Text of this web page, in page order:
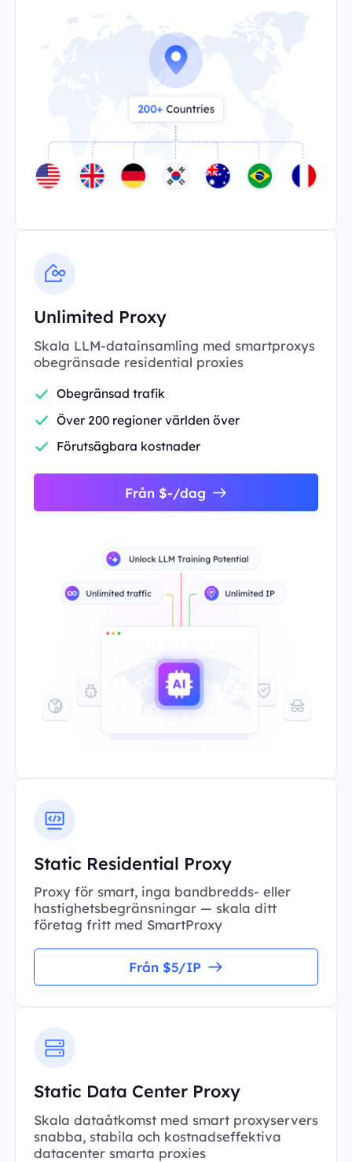
Unlimited Proxy
Skala LLM-datainsamling med smartproxys
obegränsade residential proxies
Obegränsad trafik
Över 200 regioner världen över
Förutsägbara kostnader
Från $-/dag
Static Residential Proxy
Proxy för smart, inga bandbredds- eller
hastighetsbegränsningar — skala ditt
företag fritt med SmartProxy
Från $5/IP
Static Data Center Proxy
Skala dataåtkomst med smart proxyservers
snabba, stabila och kostnadseffektiva
datacenter smarta proxies